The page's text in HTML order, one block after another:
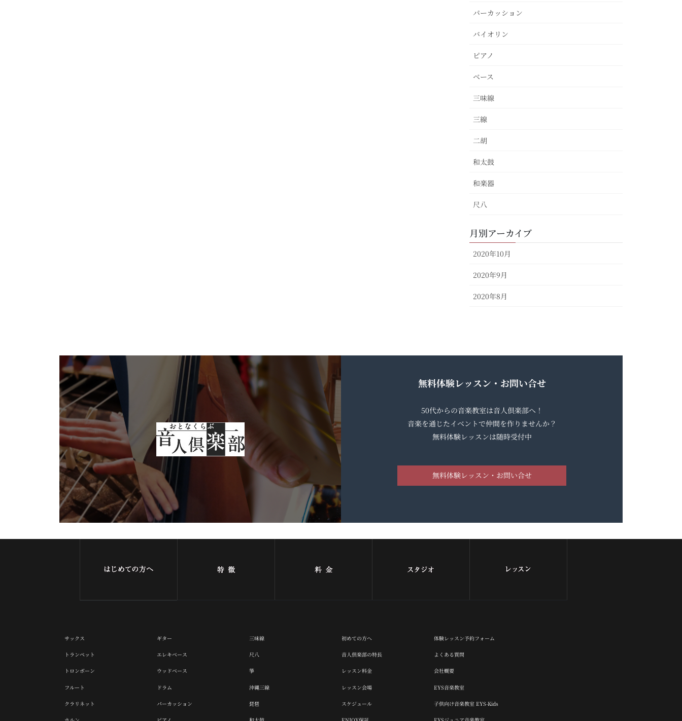
パーカッション
バイオリン
ピアノ
ベース
三味線
三線
二胡
和太鼓
和楽器
尺八
月別アーカイブ
2020年10月
2020年9月
2020年8月
無料体験レッスン・お問い合せ
50代からの音楽教室は音人倶楽部へ！
音楽を通じたイベントで仲間を作りませんか？
無料体験レッスンは随時受付中
無料体験レッスン・お問い合せ
サックス
トランペット
トロンボーン
フルート
クラリネット
ギター
エレキベース
ウッドベース
ドラム
パーカッション
三味線
尺八
箏
沖縄三線
琵琶
初めての方へ
音人倶楽部の特長
レッスン料金
レッスン会場
スケジュール
体験レッスン予約フォーム
よくある質問
会社概要
EYS音楽教室
子供向け音楽教室 EYS-Kids